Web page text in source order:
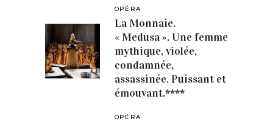
OPÉRA
La Monnaie.
« Medusa ». Une femme
mythique, violée,
condamnée,
assassinée. Puissant et
émouvant.****
OPÉRA